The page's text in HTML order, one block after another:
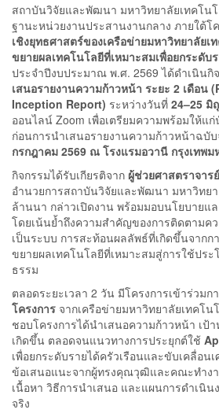
สถาบันวิจัยและพัฒนา มหาวิทยาลัยเทคโน
ฐานะหน่วยงานประสานงานกลาง ภายใต้โ
เชิงยุทธศาสตร์ของเครือข่ายมหาวิทยาลัย
ขยายผลเทคโนโลยีที่เหมาะสมเพื่อยกระดับ
ประจำปีงบประมาณ พ.ศ. 2569 ได้ดำเนินกิ
เสนอรายงานความก้าวหน้า ระยะ 2 เดือน
Inception Report) ระหว่างวันที่ 24–25 มิ
ออนไลน์ Zoom เพื่อเตรียมความพร้อมให้แ
ก่อนการนำเสนอรายงานความก้าวหน้าฉบั
กรกฎาคม 2569 ณ โรงแรมอวานี กรุงเทพ
กิจกรรมได้รับเกียรติจาก ผู้ช่วยศาสตราจา
อำนวยการสถาบันวิจัยและพัฒนา มหาวิทย
ล้านนา กล่าวเปิดงาน พร้อมมอบนโยบายแ
โดยเน้นย้ำถึงความสำคัญของการติดตามค
เป็นระบบ การสะท้อนผลลัพธ์ที่เกิดขึ้นจากก
ขยายผลเทคโนโลยีที่เหมาะสมสู่การใช้ปร
ธรรม
ตลอดระยะเวลา 2 วัน มีโครงการเข้าร่วม
โครงการ จากเครือข่ายมหาวิทยาลัยเทคโ
ชอบโครงการได้นำเสนอความก้าวหน้า เป้
เกิดขึ้น ตลอดจนแนวทางการประยุกต์ใช้
เพื่อยกระดับรายได้ครัวเรือนและขับเคลื่อน
ข้อเสนอแนะจากผู้ทรงคุณวุฒิและคณะทำง
เนื้อหา วิธีการนำเสนอ และแผนการดำเนิน
จริง